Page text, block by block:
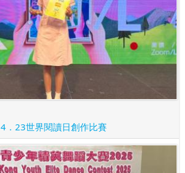
4．23世界閱讀日創作比賽